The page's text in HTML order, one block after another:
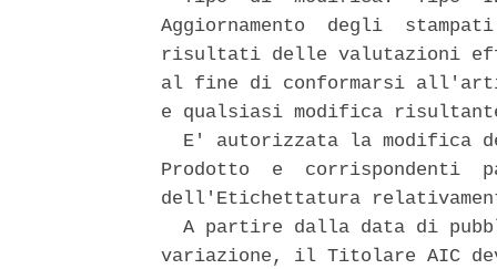
Aggiornamento  degli
risultati delle valutazioni
al fine di conformarsi
e qualsiasi modifica
E' autorizzata la modifica
Prodotto  e  corrispondenti
dell'Etichettatura
A partire dalla data di
variazione, il Titolare AIC